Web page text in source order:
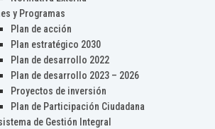
y Programas
Plan de acción
Plan estratégico 2030
Plan de desarrollo 2022
Plan de desarrollo 2023 – 2026
Proyectos de inversión
Plan de Participación Ciudadana
de Gestión Integral